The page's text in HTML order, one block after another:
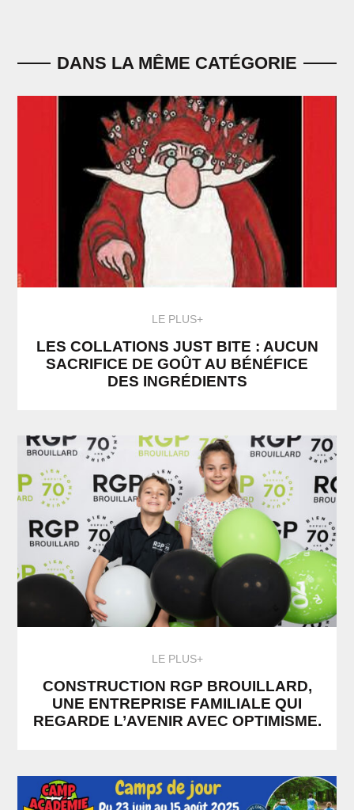
DANS LA MÊME CATÉGORIE
LE PLUS+
LES COLLATIONS JUST BITE : AUCUN
SACRIFICE DE GOÛT AU BÉNÉFICE
DES INGRÉDIENTS
LE PLUS+
CONSTRUCTION RGP BROUILLARD,
UNE ENTREPRISE FAMILIALE QUI
REGARDE L’AVENIR AVEC OPTIMISME.